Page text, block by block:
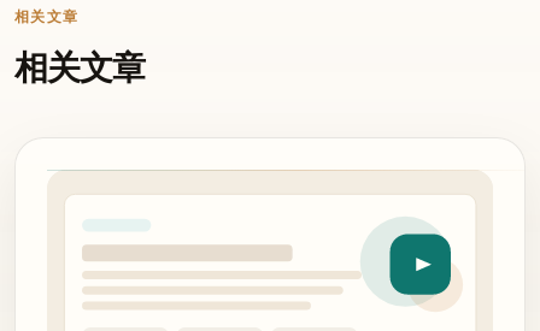
相关文章
相关文章